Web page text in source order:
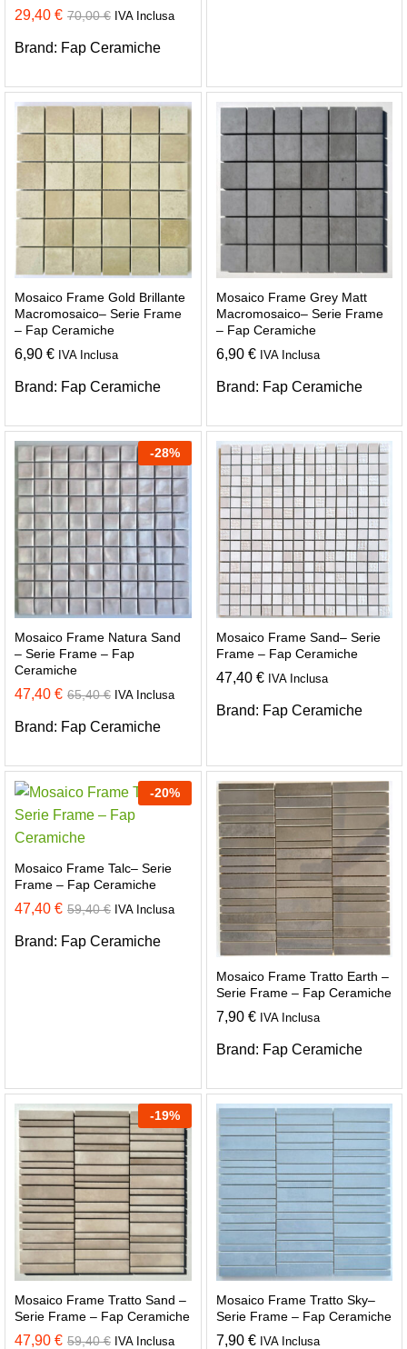
29,40 € 70,00€ IVA Inclusa
Brand: Fap Ceramiche
Mosaico Frame Gold Brillante
Macromosaico– Serie Frame
– Fap Ceramiche
6,90 € IVA Inclusa
Brand: Fap Ceramiche
Mosaico Frame Grey Matt
Macromosaico– Serie Frame
– Fap Ceramiche
6,90 € IVA Inclusa
Brand: Fap Ceramiche
-28%
Mosaico Frame Natura Sand
– Serie Frame – Fap
Ceramiche
47,40 € 65,40€ IVA Inclusa
Brand: Fap Ceramiche
Mosaico Frame Sand– Serie
Frame – Fap Ceramiche
47,40 € IVA Inclusa
Brand: Fap Ceramiche
-20%
Mosaico Frame Talc– Serie
Frame – Fap Ceramiche
47,40 € 59,40€ IVA Inclusa
Brand: Fap Ceramiche
Mosaico Frame Tratto Earth –
Serie Frame – Fap Ceramiche
7,90 € IVA Inclusa
Brand: Fap Ceramiche
-19%
Mosaico Frame Tratto Sand –
Serie Frame – Fap Ceramiche
47,90 € 59,40€ IVA Inclusa
Mosaico Frame Tratto Sky–
Serie Frame – Fap Ceramiche
7,90 € IVA Inclusa